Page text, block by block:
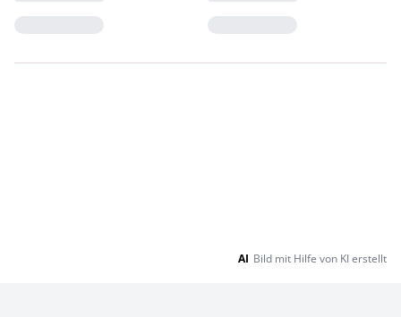
AI Bild mit Hilfe von KI erstellt